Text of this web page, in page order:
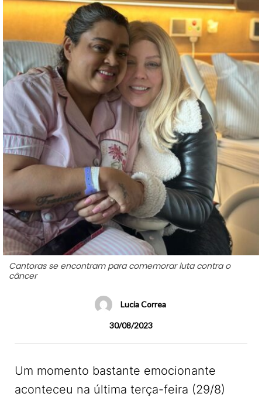
Cantoras se encontram para comemorar luta contra o
câncer
Lucia Correa
30/08/2023
Um momento bastante emocionante
aconteceu na última terça-feira (29/8)